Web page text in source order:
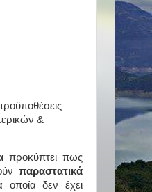
&
προκύπτει πως
παραστατικά
οποία δεν έχει